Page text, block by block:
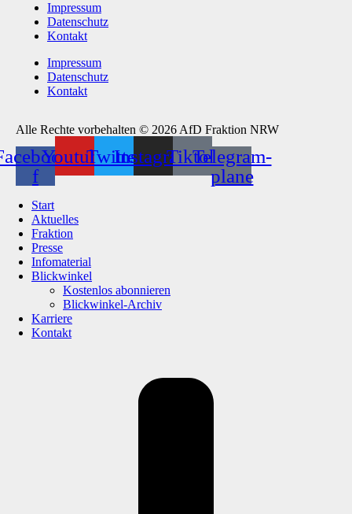
Impressum
Datenschutz
Kontakt
Impressum
Datenschutz
Kontakt
Alle Rechte vorbehalten © 2026 AfD Fraktion NRW
f
YoutubeTwitterInstagramTiktokTelegram-
plane
Start
Aktuelles
Fraktion
Presse
Infomaterial
Blickwinkel
Kostenlos abonnieren
Blickwinkel-Archiv
Karriere
Kontakt